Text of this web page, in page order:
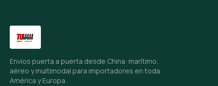
Envíos puerta a puerta desde China: marítimo,
aéreo y multimodal para importadores en toda
América y Europa.